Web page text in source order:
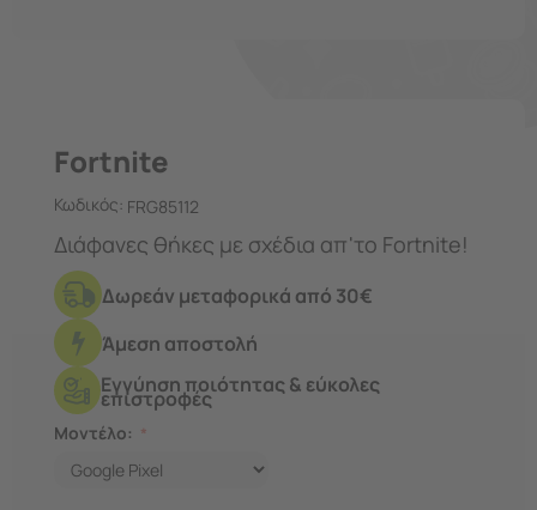
Fortnite
Κωδικός: FRG85112
Διάφανες θήκες με σχέδια απ'το Fortnite!
Δωρεάν μεταφορικά από 30€
Άμεση αποστολή
Εγγύηση ποιότητας & εύκολες
επιστροφές
Μοντέλο: